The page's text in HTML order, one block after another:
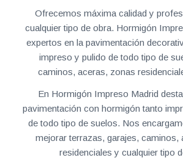
Ofrecemos máxima calidad y
cualquier tipo de obra. Hormigón
expertos en la pavimentación
impreso y pulido de todo tipo de
caminos, aceras, zonas
En Hormigón Impreso Madrid
pavimentación con hormigón tanto
de todo tipo de suelos. Nos
mejorar terrazas, garajes, caminos,
residenciales y cualquier tipo